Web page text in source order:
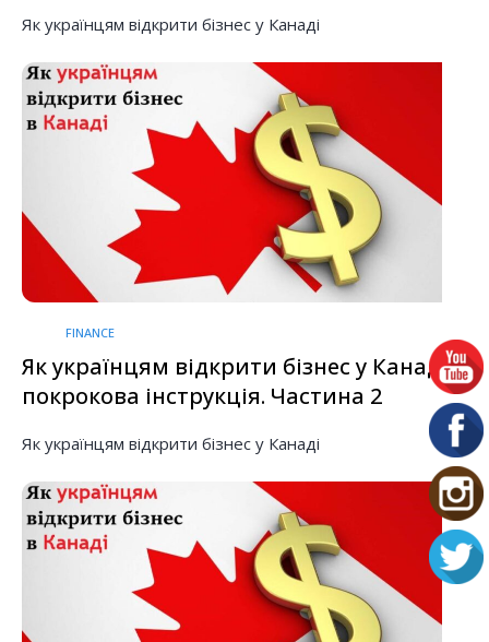
Як українцям відкрити бізнес у Канаді
FINANCE
Як українцям відкрити бізнес у Канаді:
покрокова інструкція. Частина 2
Як українцям відкрити бізнес у Канаді